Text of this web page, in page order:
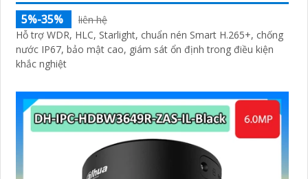
5%-35%
liên hệ
Hỗ trợ WDR, HLC, Starlight, chuẩn nén Smart H.265+, chống
nước IP67, bảo mật cao, giám sát ổn định trong điều kiện
khắc nghiệt